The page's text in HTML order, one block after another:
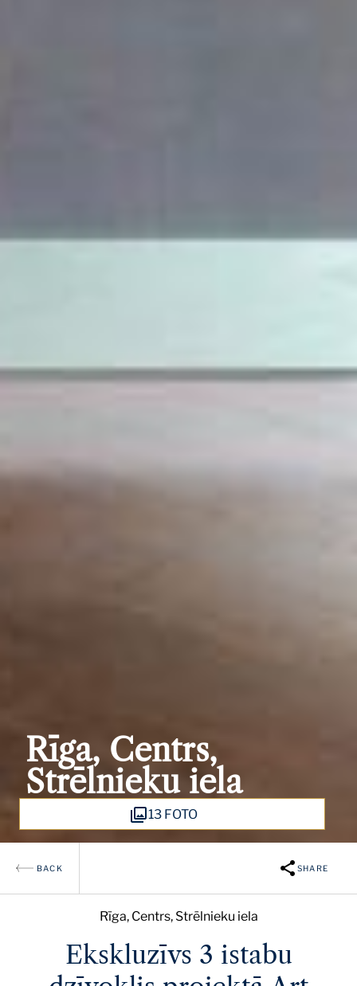
Rīga, Centrs,
Strēlnieku iela
13 FOTO
BACK SHARE
Rīga, Centrs, Strēlnieku iela
Ekskluzīvs 3 istabu